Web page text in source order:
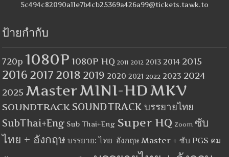
5c494c82090a11e7b4cb25369a426a99@tickets.tawk.to
ป้ายกำกับ
720p 1080P 1080P HQ 2011 2012 2013 2014 2015
2016 2017 2018 2019 2020 2021 2022 2023 2024
2025 MasterMINI-HDMKV
SOUNDTRACK SOUNDTRACK บรรยายไทย
SubThai+Eng Sub Thai+Eng Super HQ Zoom ซับ
ไทย + อังกฤษ บรรยาย: ไทย-อังกฤษ Master + ซับ PGS คม